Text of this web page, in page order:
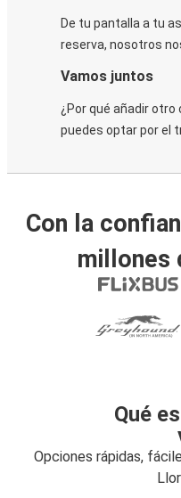
De tu pantalla a tu
reserva, nosotros
Vamos juntos
¿Por qué añadir
puedes optar por el
Con la
millones
Qué
Opciones rápidas,